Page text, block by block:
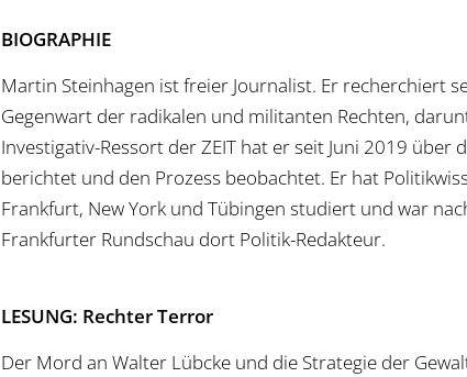
BIOGRAPHIE
Martin Steinhagen ist freier Journalist. Er recherchiert
Gegenwart der radikalen und militanten Rechten,
Investigativ-Ressort der ZEIT hat er seit Juni 2019 über
berichtet und den Prozess beobachtet. Er hat
Frankfurt, New York und Tübingen studiert und war
Frankfurter Rundschau dort Politik-Redakteur.
LESUNG: Rechter Terror
Der Mord an Walter Lübcke und die Strategie der